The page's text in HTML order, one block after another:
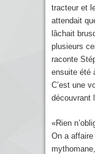
tracteur et
attendait
lâchait
plusieurs
raconte
ensuite été
C’est une
découvrant
«Rien
On a affaire